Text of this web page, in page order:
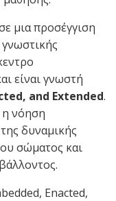
μια προσέγγιση
είναι γνωστή
and Extended.
νόηση
δυναμικής
σώματος και
Enacted,